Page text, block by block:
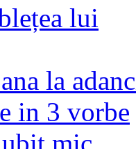
lui
la
in 3 vorbe